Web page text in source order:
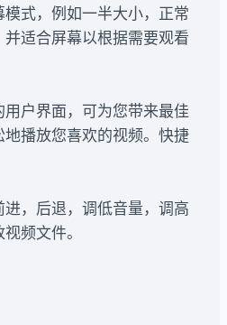
式，例如一半大小，正常
适合屏幕以根据需要观看
户界面，可为您带来最佳
地播放您喜欢的视频。快捷
，后退，调低音量，调高
频文件。